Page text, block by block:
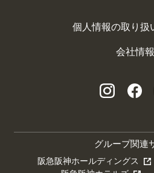
個人情報の取り扱
会社情報
グループ関連
阪急阪神ホールディングス